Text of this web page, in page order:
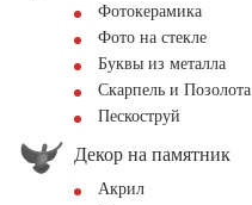
Фотокерамика
Фото на стекле
Буквы из металла
Скарпель и Позолота
Пескоструй
Декор на памятник
Акрил